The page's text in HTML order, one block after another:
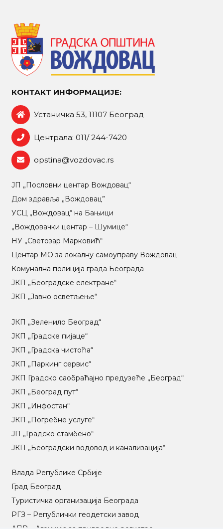
КОНТАКТ ИНФОРМАЦИЈЕ:
Устаничка 53, 11107 Београд
Централа: 011/ 244-7420
opstina@vozdovac.rs
ЈП „Пословни центар Вождовац“
Дом здравља „Вождовац”
УСЦ „Вождовац“ на Бањици
„Вождовачки центар – Шумице“
НУ „Светозар Марковић“
Центар МO за локалну самоуправу Вождовац
Комунална полиција града Београда
ЈКП „Београдске електране“
ЈКП „Јавно осветљење“
ЈКП „Зеленило Београд“
ЈКП „Градске пијаце“
ЈКП „Градска чистоћа“
ЈКП „Паркинг сервис“
ЈКП Градско саобраћајно предузеће „Београд“
ЈКП „Београд пут“
ЈКП „Инфостан“
ЈКП „Погребне услуге“
ЈП „Градско стамбено“
ЈКП „Београдски водовод и канализација“
Влада Републике Србије
Град Београд
Туристичка организација Београда
РГЗ – Републички геодетски завод